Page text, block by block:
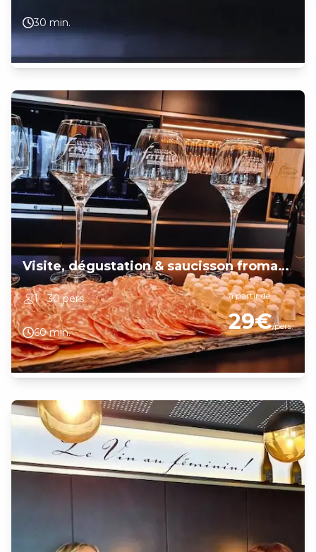
Dégustation commentée de nos différentes appellations
30 min.
Dégustation de vins blancs de Bourgogne Chardonnay produits
par le domaine puis visite du caveau, de la cave à fut et de la
de saucisson et fromage de la région.
1 - 30 pers.
60 min.
à partir de
29€/pers.
Visite, dégustation & saucisson fromage